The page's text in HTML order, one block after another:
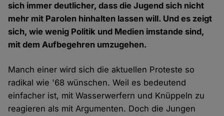
sich immer deutlicher, dass die Jugend sich nicht
mehr mit Parolen hinhalten lassen will. Und es zeigt
sich, wie wenig Politik und Medien imstande sind,
mit dem Aufbegehren umzugehen.
Manch einer wird sich die aktuellen Proteste so
radikal wie '68 wünschen. Weil es bedeutend
einfacher ist, mit Wasserwerfern und Knüppeln zu
reagieren als mit Argumenten. Doch die Jungen